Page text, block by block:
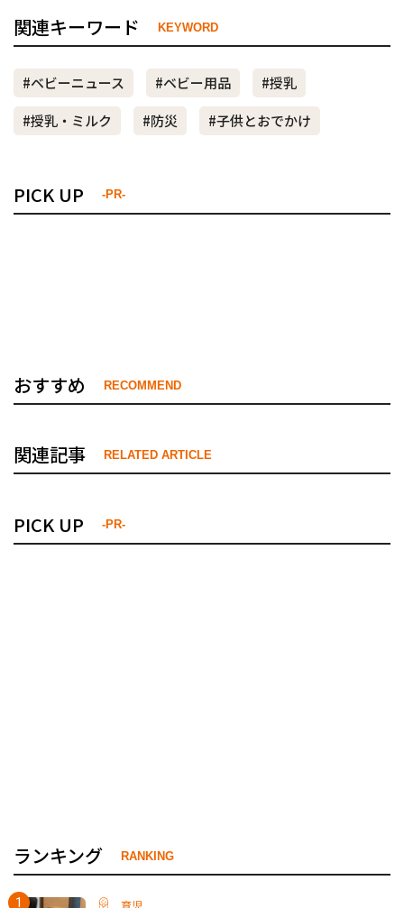
関連キーワード KEYWORD
#ベビーニュース #ベビー用品
#授乳
#授乳・ミルク
#防災 #子供とおでかけ
PICK UP -PR-
おすすめ RECOMMEND
関連記事 RELATED ARTICLE
PICK UP -PR-
ランキング RANKING